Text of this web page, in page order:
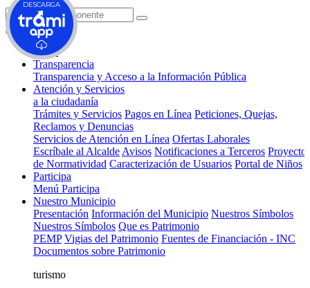
Inicio(current)
Transparencia
Transparencia y Acceso a la Información Pública
Atención y Servicios
a la ciudadanía
Trámites y Servicios Pagos en Línea Peticiones, Quejas,
Reclamos y Denuncias
Servicios de Atención en Línea Ofertas Laborales
Escríbale al Alcalde Avisos Notificaciones a Terceros Proyectos
de Normatividad Caracterización de Usuarios Portal de Niños
Participa
Menú Participa
Nuestro Municipio
Presentación Información del Municipio Nuestros Símbolos
Nuestros Símbolos Que es Patrimonio
PEMP Vigias del Patrimonio Fuentes de Financiación - INC
Documentos sobre Patrimonio
turismo
DESCARGA